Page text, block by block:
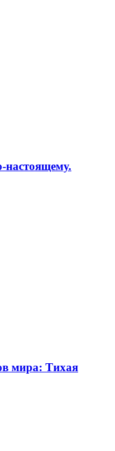
настоящему.
мира: Тихая